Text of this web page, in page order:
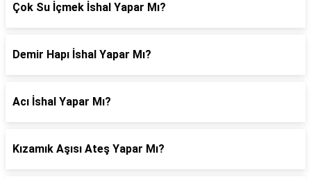
Çok Su İçmek İshal Yapar Mı?
Demir Hapı İshal Yapar Mı?
Acı İshal Yapar Mı?
Kızamık Aşısı Ateş Yapar Mı?